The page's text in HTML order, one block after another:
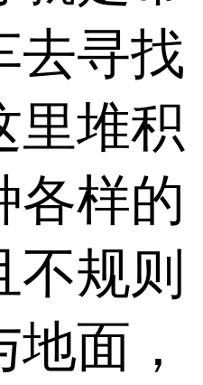
去寻找
里堆积
各样的
规则
面，